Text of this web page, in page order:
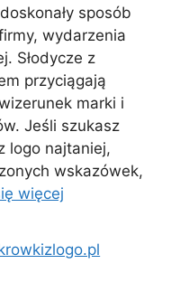
sposób
wydarzenia
Słodycze z
przyciągają
marki i
Jeśli szukasz
logo najtaniej,
wskazówek,
więcej